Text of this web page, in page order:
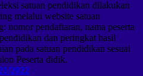
satuan pendidikan dilakukan
melalui website satuan
nomor pendaftaran, nama peserta
dan peringkat hasil
pada satuan pendidikan sesuai
Peserta didik.
2022